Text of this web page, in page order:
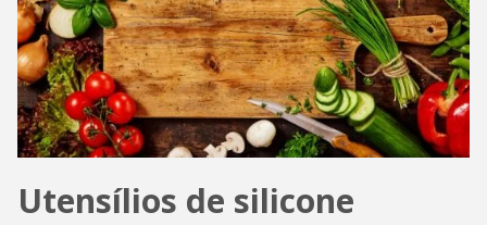
Utensílios de silicone